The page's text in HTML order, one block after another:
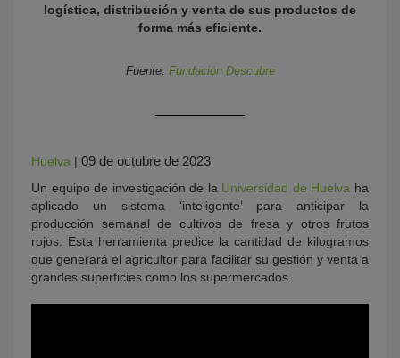
logística, distribución y venta de sus productos de
forma más eficiente.
Fuente: Fundación Descubre
Huelva | 09 de octubre de 2023
Un equipo de investigación de la Universidad de Huelva ha
aplicado un sistema ‘inteligente’ para anticipar la
producción semanal de cultivos de fresa y otros frutos
rojos. Esta herramienta predice la cantidad de kilogramos
que generará el agricultor para facilitar su gestión y venta a
grandes superficies como los supermercados.